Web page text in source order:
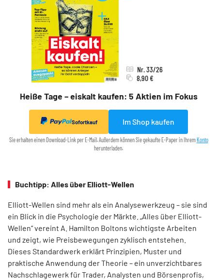
Heiße Tage – eiskalt kaufen: 5 Aktien im Fokus
Nr. 33/26
8,90 €
Sofortkauf Im Shop kaufen
Sie erhalten einen Download-Link per E-Mail. Außerdem können Sie gekaufte E-Paper in Ihrem Konto
herunterladen.
Buchtipp: Alles über Elliott-Wellen
Elliott-Wellen sind mehr als ein Analysewerkzeug – sie sind
ein Blick in die Psychologie der Märkte. „Alles über Elliott-
Wellen“ vereint A. Hamilton Boltons wichtigste Arbeiten
und zeigt, wie Preisbewegungen zyklisch entstehen.
Dieses Standardwerk erklärt Prinzipien, Muster und
praktische Anwendung der Theorie – ein unverzichtbares
Nachschlagewerk für Trader, Analysten und Börsenprofis,